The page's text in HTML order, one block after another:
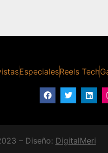
EspecialesReels Tech
– Diseño: DigitalMeri